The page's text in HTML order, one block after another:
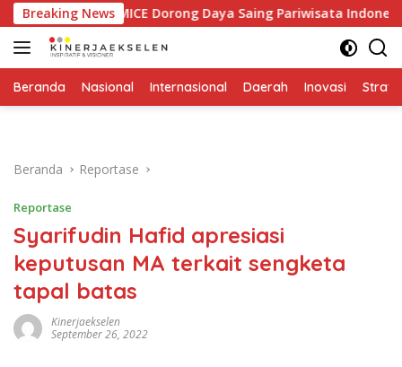
Langsung
ke
konten
Breaking News
MICE Dorong Daya Saing Pariwisata Indonesia
Beranda Nasional Internasional Daerah Inovasi
Beranda Reportase
Reportase
Syarifudin Hafid apresiasi
keputusan MA terkait sengketa
tapal batas
Kinerjaekselen
September 26, 2022